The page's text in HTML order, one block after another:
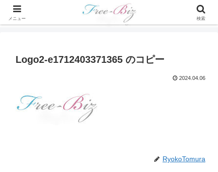
Logo2-e1712403371365 のコピー
2024.04.06
RyokoTomura
メニュー 検索